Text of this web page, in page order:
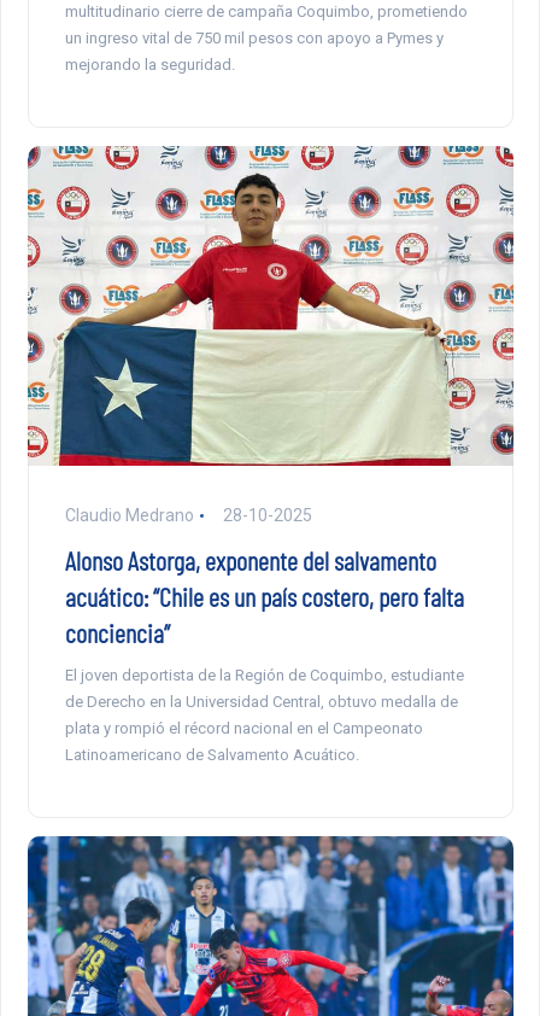
multitudinario cierre de campaña Coquimbo, prometiendo
un ingreso vital de 750 mil pesos con apoyo a Pymes y
mejorando la seguridad.
Claudio Medrano 28-10-2025
Alonso Astorga, exponente del salvamento
acuático: “Chile es un país costero, pero falta
conciencia”
El joven deportista de la Región de Coquimbo, estudiante
de Derecho en la Universidad Central, obtuvo medalla de
plata y rompió el récord nacional en el Campeonato
Latinoamericano de Salvamento Acuático.